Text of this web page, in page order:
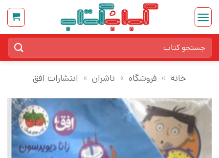
Skip
content
برای:
خانه » فروشگاه » ناشران » انتشارات افق